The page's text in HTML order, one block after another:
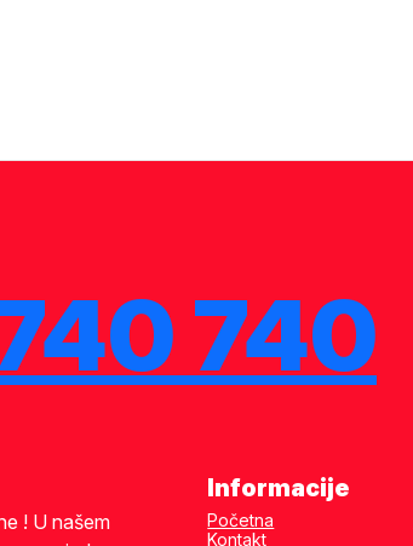
740
! U našem
Informacije
Početna
Kontakt